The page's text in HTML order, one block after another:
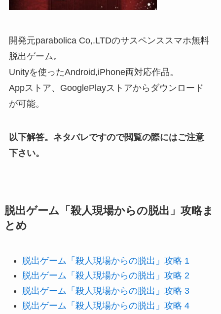
開発元parabolica Co,.LTDのサスペンススマホ無料
脱出ゲーム。
Unityを使ったAndroid,iPhone両対応作品。
Appストア、GooglePlayストアからダウンロード
が可能。
以下解答。ネタバレですので閲覧の際にはご注意
下さい。
脱出ゲーム「殺人現場からの脱出」攻略ま
とめ
脱出ゲーム「殺人現場からの脱出」攻略 1
脱出ゲーム「殺人現場からの脱出」攻略 2
脱出ゲーム「殺人現場からの脱出」攻略 3
脱出ゲーム「殺人現場からの脱出」攻略 4